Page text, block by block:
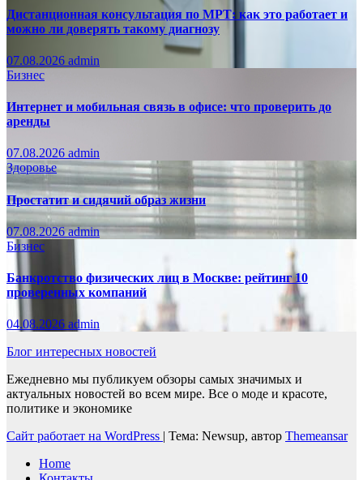
Дистанционная консультация по МРТ: как это работает и
можно ли доверять такому диагнозу
07.08.2026 admin
Бизнес
Интернет и мобильная связь в офисе: что проверить до
аренды
07.08.2026 admin
Здоровье
Простатит и сидячий образ жизни
07.08.2026admin
Бизнес
Банкротство физических лиц в Москве: рейтинг 10
проверенных компаний
04.08.2026 admin
Блог интересных новостей
Ежедневно мы публикуем обзоры самых значимых и
актуальных новостей во всем мире. Все о моде и красоте,
политике и экономике
Сайт работает на WordPress
Тема: Newsup, автор Themeansar
Home